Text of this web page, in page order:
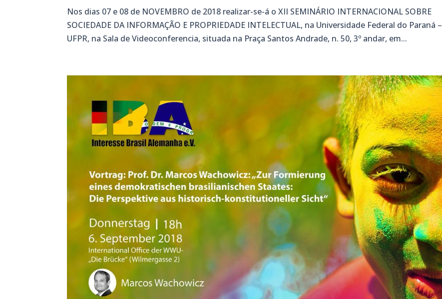
Nos dias 07 e 08 de NOVEMBRO de 2018 realizar-se-á o XII SEMINÁRIO INTERNACIONAL SOBRE
SOCIEDADE DA INFORMAÇÃO E PROPRIEDADE INTELECTUAL, na Universidade Federal do Paraná –
UFPR, na Sala de Videoconferencia, situada na Praça Santos Andrade, n. 50, 3º andar, em...